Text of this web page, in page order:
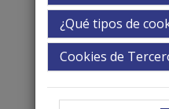
¿Qué tipos de
Cookies de
Comité